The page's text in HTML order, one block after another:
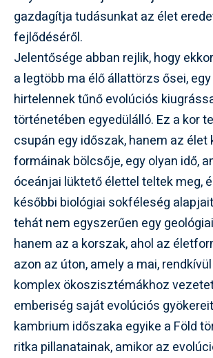
gazdagítja tudásunkat az élet
fejlődéséről.
Jelentősége abban rejlik, hogy
a legtöbb ma élő állattörzs ősei,
hirtelennek tűnő evolúciós
történetében egyedülálló. Ez a kor
csupán egy időszak, hanem az élet
formáinak bölcsője, egy olyan idő,
óceánjai lüktető élettel teltek meg,
későbbi biológiai sokféleség
tehát nem egyszerűen egy
hanem az a korszak, ahol az
azon az úton, amely a mai,
komplex ökoszisztémákhoz
emberiség saját evolúciós
kambrium időszaka egyike a Föld
ritka pillanatainak, amikor az